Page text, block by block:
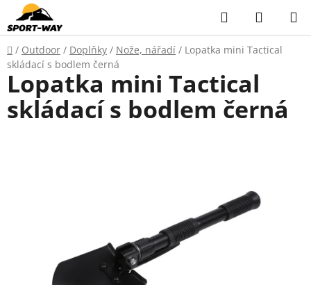
Přejít
na
obsah
Hledat
KOŠÍK
Domů
/ Outdoor / Doplňky / Nože, nářadí / Lopatka mini Tactical
skládací s bodlem černá
Lopatka mini Tactical
skládací s bodlem černá